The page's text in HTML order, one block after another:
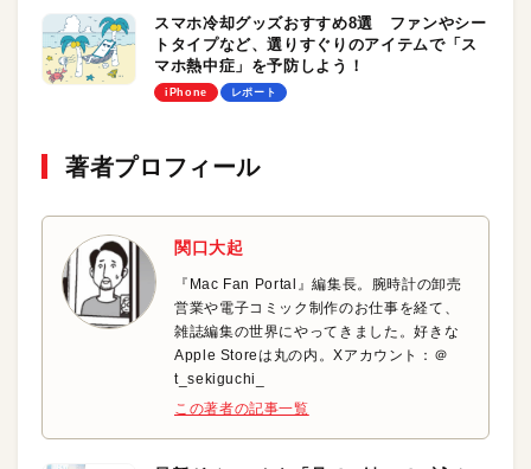
スマホ冷却グッズおすすめ8選 ファンやシー
トタイプなど、選りすぐりのアイテムで「ス
マホ熱中症」を予防しよう！
iPhone レポート
著者プロフィール
関口大起
『Mac Fan Portal』編集長。腕時計の卸売
営業や電子コミック制作のお仕事を経て、
雑誌編集の世界にやってきました。好きな
Apple Storeは丸の内。Xアカウント：＠
t_sekiguchi_
この著者の記事一覧